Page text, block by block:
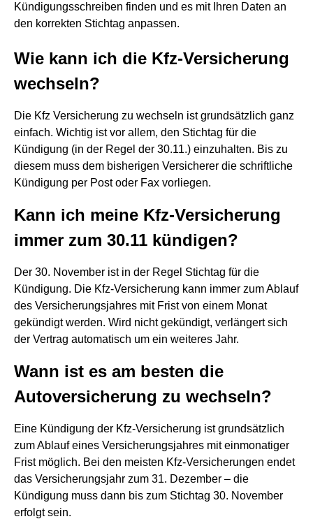
Kündigungsschreiben finden und es mit Ihren Daten an
den korrekten Stichtag anpassen.
Wie kann ich die Kfz-Versicherung
wechseln?
Die Kfz Versicherung zu wechseln ist grundsätzlich ganz
einfach. Wichtig ist vor allem, den Stichtag für die
Kündigung (in der Regel der 30.11.) einzuhalten. Bis zu
diesem muss dem bisherigen Versicherer die schriftliche
Kündigung per Post oder Fax vorliegen.
Kann ich meine Kfz-Versicherung
immer zum 30.11 kündigen?
Der 30. November ist in der Regel Stichtag für die
Kündigung. Die Kfz-Versicherung kann immer zum Ablauf
des Versicherungsjahres mit Frist von einem Monat
gekündigt werden. Wird nicht gekündigt, verlängert sich
der Vertrag automatisch um ein weiteres Jahr.
Wann ist es am besten die
Autoversicherung zu wechseln?
Eine Kündigung der Kfz-Versicherung ist grundsätzlich
zum Ablauf eines Versicherungsjahres mit einmonatiger
Frist möglich. Bei den meisten Kfz-Versicherungen endet
das Versicherungsjahr zum 31. Dezember – die
Kündigung muss dann bis zum Stichtag 30. November
erfolgt sein.